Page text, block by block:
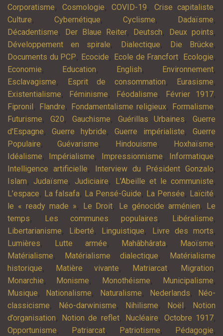
Corporatisme, Cosmologie, COVID-19, Crise capitaliste,
Culture, Cybernétique, Cyclisme, Dadaïsme,
Décadentisme, Der Blaue Reiter, Deutsch, Deux points,
Développement en spirale, Dialectique, Die Brücke,
Documents du PCP, Ecocide, Ecole de Francfort, Ecologie,
Economie, Education, English, Environnement,
Esclavagisme, Esprit de consommation, Eurasisme,
Existentialisme, Féminisme, Féodalisme, Février 1917,
Fipronil , Flandre, Fondamentalisme religieux, Formalisme,
Futurisme, G20, Gauchisme,Guérillas Urbaines,Guerre
d'Espagne,Guerre hybride,Guerre impérialiste,Guerre
Populaire,Guévarisme, Hindouisme, Hoxhaïsme,
Idéalisme, Impérialisme, Impressionnisme, Informatique,
Intelligence artificielle, Interview du Président Gonzalo,
Islam, Judaïsme, Judiciaire, L'Abeille et le communiste,
L’espace, La falsafa, La Pensé-Guide, La Pensée, Laïcité,
le « ready made », Le Droit, Le génocide arménien,
Le
temps, Les communes populaires, Libéralisme,
Libertarianisme, Liberté, Linguistique, Livre des morts,
Lumières, Lutte armée, Mahâbhârata, Maoïsme,
Matérialisme, Matérialisme dialectique,
Matérialisme
historique, Matière vivante, Matriarcat, Migration,
Monarchie, Monisme, Monothéisme, Municipalisme,
Musique, Nationalisme, Naturalisme, Nederlands,
Néo-
classicisme, Néo-darwinisme, Nihilisme, Noël ,
Notion
d’organisation, Notion de reflet, Nucléaire, Octobre 1917,
Opportunisme, Patriarcat, Patriotisme, Pédagogie,